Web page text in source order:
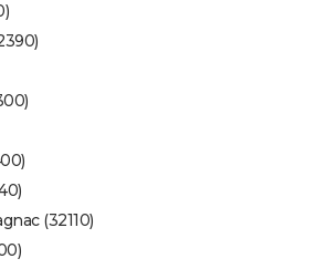
(32110)